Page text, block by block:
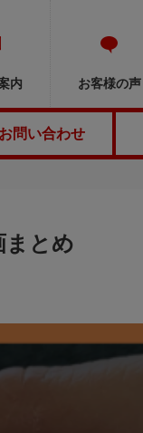
お客様の声
内
問い合わせ
とめ